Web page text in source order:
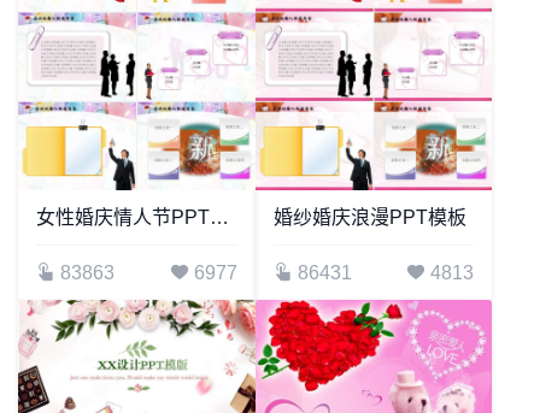
女性婚庆情人节PPT模板
83863 6977
婚纱婚庆浪漫PPT模板
86431 4813